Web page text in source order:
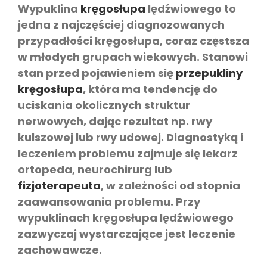
Wypuklina kręgosłupa lędźwiowego to
jedna z najczęściej diagnozowanych
przypadłości kręgosłupa, coraz częstsza
w młodych grupach wiekowych. Stanowi
stan przed pojawieniem się przepukliny
kręgosłupa, która ma tendencję do
uciskania okolicznych struktur
nerwowych, dając rezultat np. rwy
kulszowej lub rwy udowej. Diagnostyką i
leczeniem problemu zajmuje się lekarz
ortopeda, neurochirurg lub
fizjoterapeuta, w zależności od stopnia
zaawansowania problemu. Przy
wypuklinach kręgosłupa lędźwiowego
zazwyczaj wystarczające jest leczenie
zachowawcze.